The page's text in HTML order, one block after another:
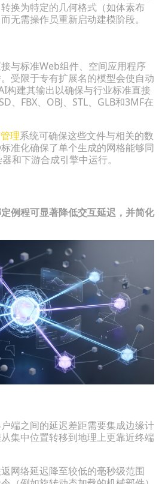
换为特定的几何格式（如体素布
无需操作员重新启动建模阶段。
与标准Web组件、空间应用程序
受限于专有扩展名的模型会使自动
构建其输出以确保与行业标准直接
、FBX、OBJ、STL、GLB和3MF在
理系统可确保这些文件与相关的数
准化确保了单个生成的网格能够同
和下游合成引擎中运行。
例程可显著降低交互延迟，并简化
端之间的延迟差距需要集成边缘计
集中位置转移到地理上更靠近终端
网络延迟降至较低的毫秒级范围